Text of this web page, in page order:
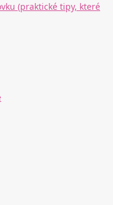
(praktické tipy, které